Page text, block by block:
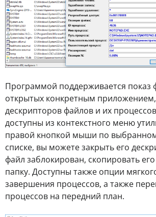
Программой поддерживается показ
открытых конкретным
дескрипторов файлов и их
доступны из контекстного меню
правой кнопкой мыши по
списке, вы можете закрыть его
файл заблокирован, скопировать
папку. Доступны также опции
завершения процессов, а также
процессов на передний план.